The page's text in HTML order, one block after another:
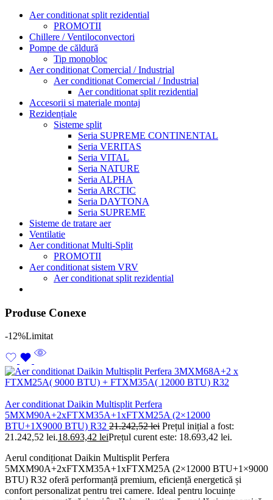
Aer conditionat split rezidential
PROMOTII
Chillere / Ventiloconvectori
Pompe de căldură
Tip monobloc
Aer conditionat Comercial / Industrial
Aer conditionat Comercial / Industrial
Aer conditionat split rezidential
Accesorii si materiale montaj
Rezidențiale
Sisteme split
Seria SUPREME CONTINENTAL
Seria VERITAS
Seria VITAL
Seria NATURE
Seria ALPHA
Seria ARCTIC
Seria DAYTONA
Seria SUPREME
Sisteme de tratare aer
Ventilatie
Aer conditionat Multi-Split
PROMOTII
Aer conditionat sistem VRV
Aer conditionat split rezidential
Produse Conexe
-12%Limitat
Aer conditionat Daikin Multisplit Perfera
5MXM90A+2xFTXM35A+1xFTXM25A (2×12000
BTU+1X9000 BTU) R32 21.242,52lei Prețul inițial a fost:
21.242,52 lei.18.693,42 leiPrețul curent este: 18.693,42 lei.
Aerul condiționat Daikin Multisplit Perfera
5MXM90A+2xFTXM35A+1xFTXM25A (2×12000 BTU+1×9000
BTU) R32 oferă performanță premium, eficiență energetică și
confort personalizat pentru trei camere. Ideal pentru locuințe